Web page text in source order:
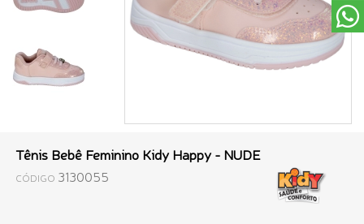
Tênis Bebê Feminino Kidy Happy - NUDE
CÓDIGO 3130055